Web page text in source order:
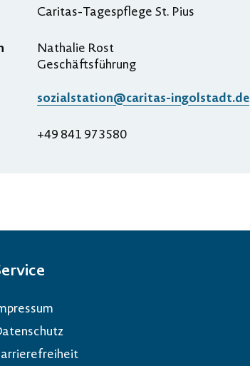
Caritas-Tagespflege St. Pius
Nathalie Rost
Geschäftsführung
sozialstation@caritas-ingolstadt.de
+49 841 973580